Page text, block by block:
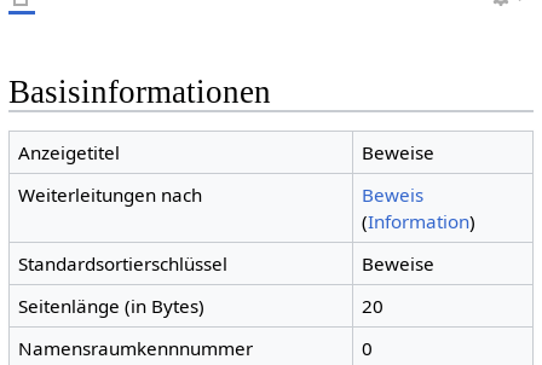
Basisinformationen
Anzeigetitel
Beweise
Weiterleitungen nach
Beweis
(Information)
Standardsortierschlüssel
Beweise
Seitenlänge (in Bytes)
20
Namensraumkennnummer
0